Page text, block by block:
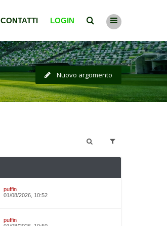
CONTATTI LOGIN
Nuovo argomento
puffin
01/08/2026, 10:52
puffin